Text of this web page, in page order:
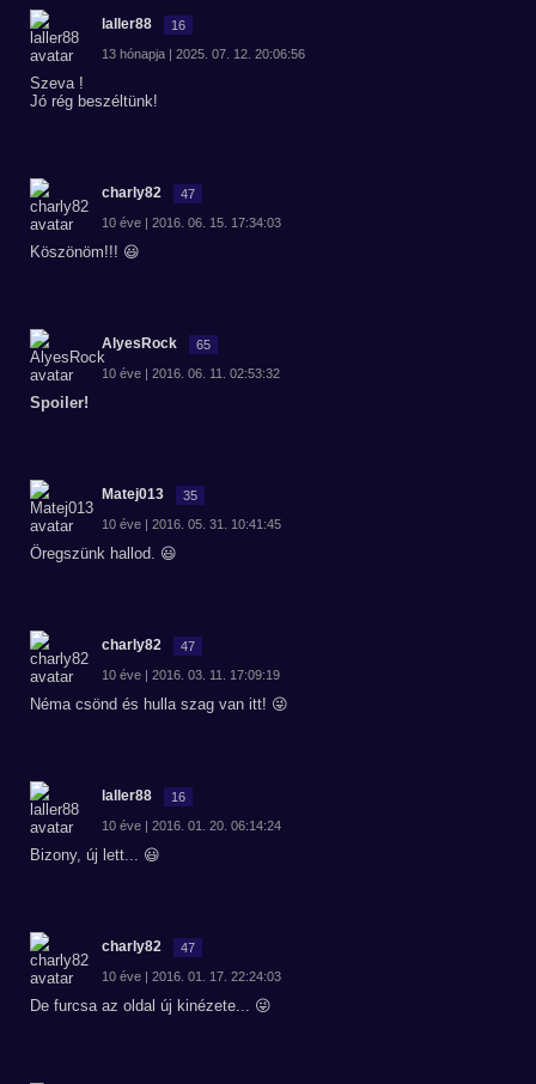
laller88 16
13 hónapja | 2025. 07. 12. 20:06:56
Szeva !
Jó rég beszéltünk!
charly82 47
10 éve | 2016. 06. 15. 17:34:03
Köszönöm!!! 😃
AlyesRock 65
10 éve | 2016. 06. 11. 02:53:32
Spoiler!
Matej013 35
10 éve | 2016. 05. 31. 10:41:45
Öregszünk hallod. 😃
charly82 47
10 éve | 2016. 03. 11. 17:09:19
Néma csönd és hulla szag van itt! 😜
laller88 16
10 éve | 2016. 01. 20. 06:14:24
Bizony, új lett... 😃
charly82 47
10 éve | 2016. 01. 17. 22:24:03
De furcsa az oldal új kinézete... 😜